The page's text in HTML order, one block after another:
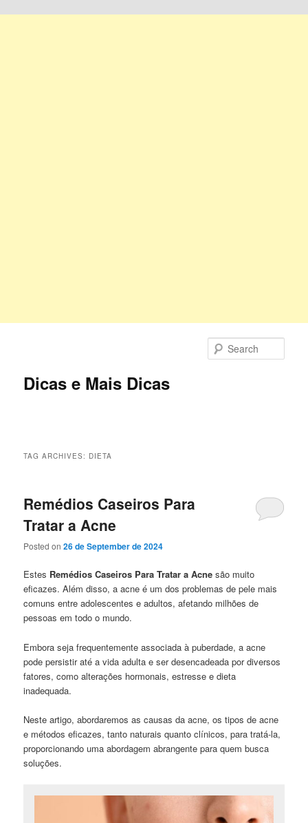
Dicas e Mais Dicas
TAG ARCHIVES: DIETA
Remédios Caseiros Para
Tratar a Acne
Posted on26 de September de 2024
Estes Remédios Caseiros Para Tratar a Acne são muito
eficazes. Além disso, a acne é um dos problemas de pele mais
comuns entre adolescentes e adultos, afetando milhões de
pessoas em todo o mundo.
Embora seja frequentemente associada à puberdade, a acne
pode persistir até a vida adulta e ser desencadeada por diversos
fatores, como alterações hormonais, estresse e dieta
inadequada.
Neste artigo, abordaremos as causas da acne, os tipos de acne
e métodos eficazes, tanto naturais quanto clínicos, para tratá-la,
proporcionando uma abordagem abrangente para quem busca
soluções.